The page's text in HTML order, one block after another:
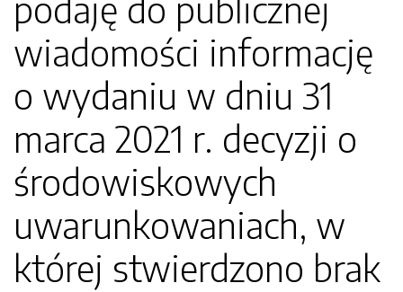
podaję do publicznej
wiadomości informację
o wydaniu w dniu 31
marca 2021 r. decyzji o
środowiskowych
uwarunkowaniach, w
której stwierdzono brak